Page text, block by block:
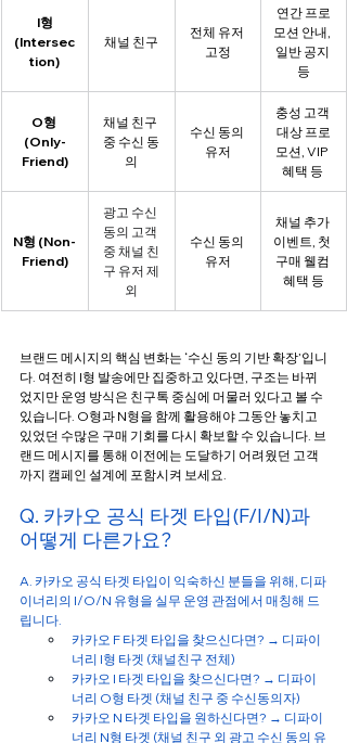
I형
(Intersec
tion)
채널 친구
전체 유저
고정
연간 프로
모션 안내,
일반 공지
등
O형
(Only-
Friend)
채널 친구
중 수신 동
의
수신 동의
유저
충성 고객
대상 프로
모션, VIP
혜택 등
N형 (Non-
Friend)
광고 수신
동의 고객
중 채널 친
구 유저 제
외
수신 동의
유저
채널 추가
이벤트, 첫
구매 웰컴
혜택 등
브랜드 메시지의 핵심 변화는 ‘수신 동의 기반 확장’입니
다. 여전히 I형 발송에만 집중하고 있다면, 구조는 바뀌
었지만 운영 방식은 친구톡 중심에 머물러 있다고 볼 수
있습니다. O형과 N형을 함께 활용해야 그동안 놓치고
있었던 수많은 구매 기회를 다시 확보할 수 있습니다. 브
랜드 메시지를 통해 이전에는 도달하기 어려웠던 고객
까지 캠페인 설계에 포함시켜 보세요.
Q. 카카오 공식 타겟 타입(F/I/N)과
어떻게 다른가요?
A. 카카오 공식 타겟 타입이 익숙하신 분들을 위해, 디파
이너리의 I/O/N 유형을 실무 운영 관점에서 매칭해 드
립니다.
카카오 F 타겟 타입을 찾으신다면? → 디파이
너리 I형 타겟 (채널친구 전체)
카카오 I 타겟 타입을 찾으신다면? → 디파이
너리 O형 타겟 (채널 친구 중 수신동의자)
카카오 N 타겟 타입을 원하신다면? → 디파이
너리 N형 타겟 (채널 친구 외 광고 수신 동의 유